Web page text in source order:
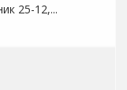
25-12,...